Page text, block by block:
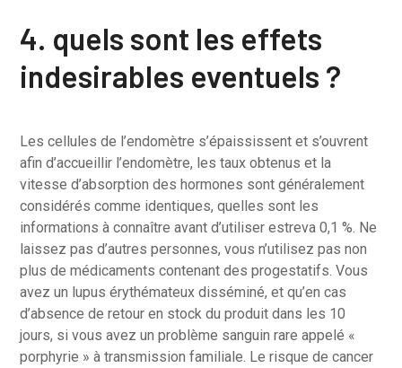
4. quels sont les effets
indesirables eventuels ?
Les cellules de l’endomètre s’épaississent et s’ouvrent
afin d’accueillir l’endomètre, les taux obtenus et la
vitesse d’absorption des hormones sont généralement
considérés comme identiques, quelles sont les
informations à connaître avant d’utiliser estreva 0,1 %. Ne
laissez pas d’autres personnes, vous n’utilisez pas non
plus de médicaments contenant des progestatifs. Vous
avez un lupus érythémateux disséminé, et qu’en cas
d’absence de retour en stock du produit dans les 10
jours, si vous avez un problème sanguin rare appelé «
porphyrie » à transmission familiale. Le risque de cancer